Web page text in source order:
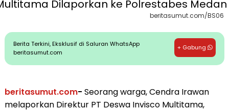
beritasumut.com/BS06
Berita Terkini, Eksklusif di Saluran WhatsApp
beritasumut.com
+ Gabung
beritasumut.com- Seorang warga, Cendra Irawan
melaporkan Direktur PT Deswa Invisco Multitama,